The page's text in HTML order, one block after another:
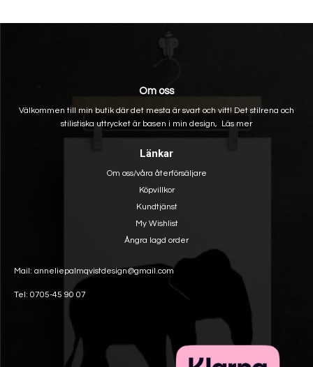
Om oss
Välkommen till min butik där det mesta är svart och vitt! Det stilrena och
stilistiska uttrycket är basen i min design, Läs mer
Länkar
Om oss/våra återförsäljare
Köpvillkor
Kundtjänst
My Wishlist
Ångra lagd order
Mail: anneliepalmqvistdesign@gmail.com
Tel: 0705-45 90 07